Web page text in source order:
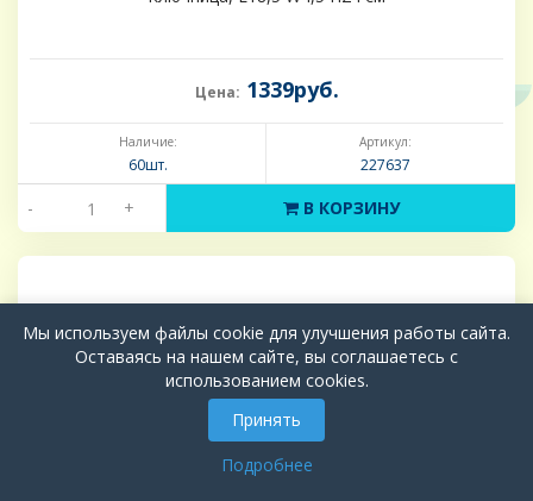
Цена: 1339руб.
Наличие:
60шт.
Артикул:
227637
- + В КОРЗИНУ
Мы используем файлы cookie для улучшения работы сайта.
Оставаясь на нашем сайте, вы соглашаетесь с
использованием cookies.
Принять
Подробнее